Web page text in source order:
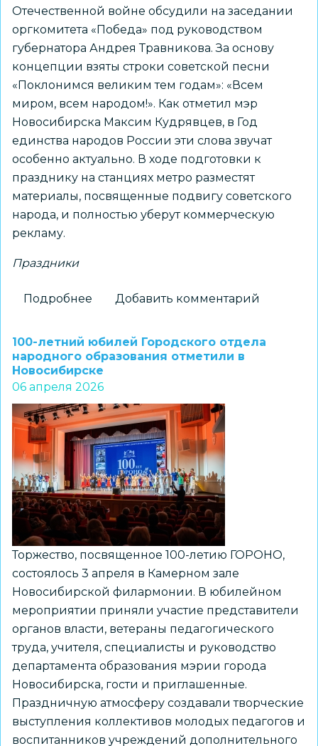
Отечественной войне обсудили на заседании
оргкомитета «Победа» под руководством
губернатора Андрея Травникова. За основу
концепции взяты строки советской песни
«Поклонимся великим тем годам»: «Всем
миром, всем народом!». Как отметил мэр
Новосибирска Максим Кудрявцев, в Год
единства народов России эти слова звучат
особенно актуально. В ходе подготовки к
празднику на станциях метро разместят
материалы, посвященные подвигу советского
народа, и полностью уберут коммерческую
рекламу.
Праздники
Подробнее
миром,
всем
народом!»
–
утверждена
концепция
празднования
Дня
Победы
в
2026
году
Добавить комментарий
100-летний юбилей Городского отдела
народного образования отметили в
Новосибирске
06 апреля 2026
Торжество, посвященное 100-летию ГОРОНО,
состоялось 3 апреля в Камерном зале
Новосибирской филармонии. В юбилейном
мероприятии приняли участие представители
органов власти, ветераны педагогического
труда, учителя, специалисты и руководство
департамента образования мэрии города
Новосибирска, гости и приглашенные.
Праздничную атмосферу создавали творческие
выступления коллективов молодых педагогов и
воспитанников учреждений дополнительного